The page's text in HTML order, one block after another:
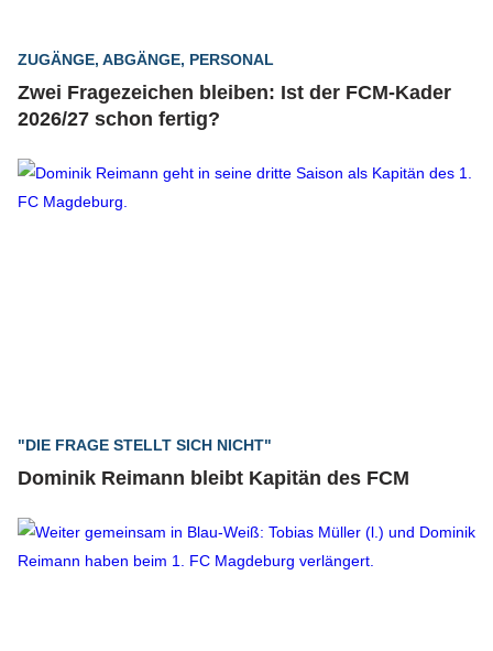
ZUGÄNGE, ABGÄNGE, PERSONAL
Zwei Fragezeichen bleiben: Ist der FCM-Kader
2026/27 schon fertig?
"DIE FRAGE STELLT SICH NICHT"
Dominik Reimann bleibt Kapitän des FCM